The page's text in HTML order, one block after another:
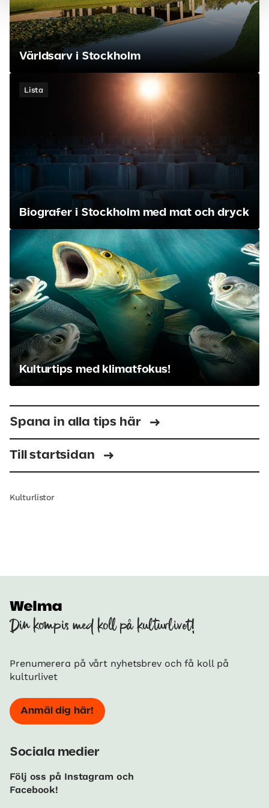
Världsarv i Stockholm
Lista
Biografer i Stockholm med mat och dryck
Kulturtips med klimatfokus!
Spana in alla tips här
Till startsidan
Kulturlistor
Din kompis med koll på kulturlivet!
Prenumerera på vårt nyhetsbrev och få koll på
kulturlivet
Anmäl dig här!
Sociala medier
Följ oss på Instagram och
Facebook!